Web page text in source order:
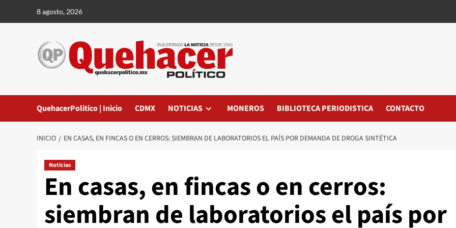
8 agosto, 2026
QuehacerPolitico | Inicio CDMX NOTICIAS MONEROS BIBLIOTECA PERIODISTICA CONTACTO
INICIO EN CASAS, EN FINCAS O EN CERROS: SIEMBRAN DE LABORATORIOS EL PAÍS POR DEMANDA DE DROGA SINTÉTICA
Noticias
En casas, en fincas o en cerros:
siembran de laboratorios el país por